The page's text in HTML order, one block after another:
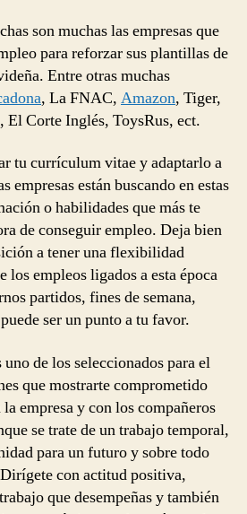
son muchas las empresas que
para reforzar sus plantillas de
Entre otras muchas
, La FNAC, Amazon, Tiger,
El Corte Inglés, ToysRus, ect.
tu currículum vitae y adaptarlo a
empresas están buscando en estas
o habilidades que más te
de conseguir empleo. Deja bien
a tener una flexibilidad
los empleos ligados a esta época
partidos, fines de semana,
ser un punto a tu favor.
uno de los seleccionados para el
que mostrarte comprometido
empresa y con los compañeros
se trate de un trabajo temporal,
para un futuro y sobre todo
con actitud positiva,
que desempeñas y también